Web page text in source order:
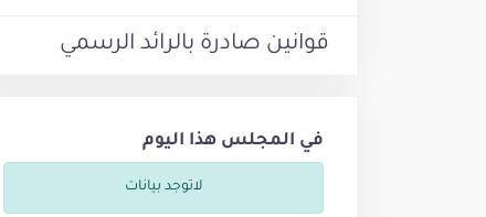
قوانين صادرة بالرائد الرسمي
في المجلس هذا اليوم
لاتوجد بيانات